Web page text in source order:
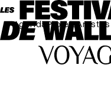
AgendaProjetsArtistes